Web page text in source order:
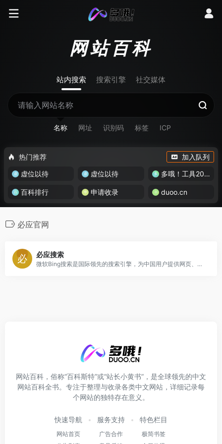
网站百科
站内搜索 搜索引擎 社交媒体
名称 网址 识别码 标签 ICP
热门推荐
加入队列
虚位以待
虚位以待 多哦！工具200+
百科排行 申请收录 duoo.cn
必应官网
必应搜索
微软Bing搜索是国际领先的搜索引擎，为中国用户提供网页、图片、视频、学术、词典、翻译、地图等全球信息搜索服务。
网站百科，俗称“百科斯特”或“站长小黄书”，是全球领先的中文
网站百科全书。专注于整理与收录各类中文网站，详细记录每
个网站的独特存在意义。
快速导航
网站首页
服务支持
广告合作
特色栏目
极简书签